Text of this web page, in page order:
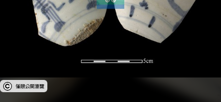
受著作權法保護-僅限於本平台有限度公開瀏覽